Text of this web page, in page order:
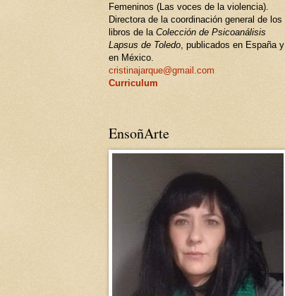
Femeninos (Las voces de la violencia).
Directora de la coordinación general de los
libros de la Colección de Psicoanálisis
Lapsus de Toledo, publicados en España y
en México.
cristinajarque@gmail.com
Curriculum
EnsoñArte